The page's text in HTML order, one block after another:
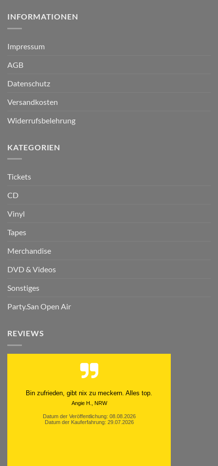
INFORMATIONEN
Impressum
AGB
Datenschutz
Versandkosten
Widerrufsbelehrung
KATEGORIEN
Tickets
CD
Vinyl
Tapes
Merchandise
DVD & Videos
Sonstiges
Party.San Open Air
REVIEWS
Bin zufrieden, gibt nix zu meckern. Alles top.
Angie H., NRW
Datum der Veröffentlichung: 08.08.2026
Datum der Kauferfahrung: 29.07.2026